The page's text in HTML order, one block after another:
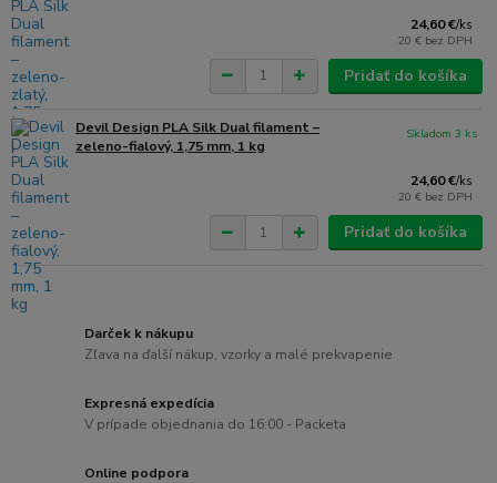
24,60 €/ks
20 € bez DPH
Pridať do košíka
Devil Design PLA Silk Dual filament –
zeleno-fialový, 1,75 mm, 1 kg
24,60 €/ks
20 € bez DPH
Skladom 3 ks
Pridať do košíka
Darček k nákupu
Zľava na ďalší nákup, vzorky a malé prekvapenie
Expresná expedícia
V prípade objednania do 16:00 - Packeta
Online podpora